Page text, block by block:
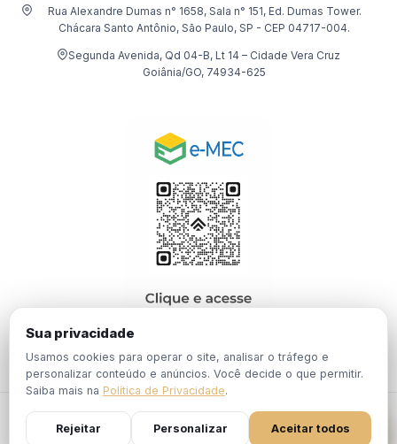
Rua Alexandre Dumas n° 1658, Sala n° 151, Ed. Dumas Tower.
Chácara Santo Antônio, São Paulo, SP - CEP 04717-004.
Segunda Avenida, Qd 04-B, Lt 14 – Cidade Vera Cruz
Goiânia/GO, 74934-625
© 2026 EBPÓS. Todos os direitos reservados.
Política de
Termos de
Portaria Nº 1.201, de 19 de Dezembro de
Sua privacidade
Usamos cookies para operar o site, analisar o tráfego e
personalizar conteúdo e anúncios. Você decide o que permitir.
Saiba mais na Política de Privacidade.
Rejeitar Personalizar Aceitar todos